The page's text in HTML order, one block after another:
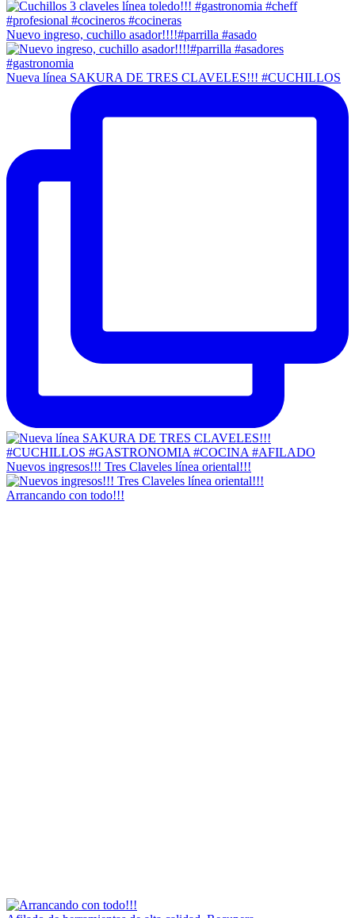
Nuevo ingreso, cuchillo asador!!!!#parrilla #asado
Nueva línea SAKURA DE TRES CLAVELES!!! #CUCHILLOS
Nuevos ingresos!!! Tres Claveles línea oriental!!!
Arrancando con todo!!!